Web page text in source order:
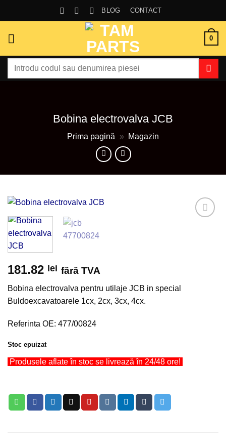
BLOG CONTACT
0
Caută
Bobina electrovalva JCB
Prima pagină » Magazin
181.82 lei fără TVA
Bobina electrovalva pentru utilaje JCB in special
Buldoexcavatoarele 1cx, 2cx, 3cx, 4cx.
Referinta OE: 477/00824
Stoc epuizat
Produsele aflate în stoc se livrează în 24/48 ore!